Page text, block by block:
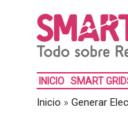
INICIO SMART
Inicio » Generar